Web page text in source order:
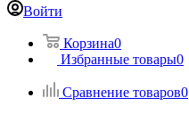
Войти
Корзина0
Избранные товары0
Сравнение товаров0